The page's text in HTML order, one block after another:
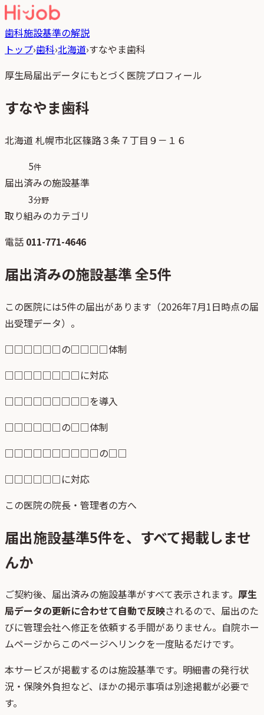
歯科施設基準の解説
トップ›歯科›北海道›すなやま歯科
厚生局届出データにもとづく医院プロフィール
すなやま歯科
北海道札幌市北区篠路３条７丁目９－１６
5件
届出済みの施設基準
3分野
取り組みのカテゴリ
電話 011-771-4646
届出済みの施設基準 全5件
この医院には5件の届出があります（2026年7月1日時点の届
出受理データ）。
□□□□□□の□□□□体制
□□□□□□□□に対応
□□□□□□□□□を導入
□□□□□□の□□体制
□□□□□□□□□□の□□
□□□□□□に対応
この医院の院長・管理者の方へ
届出施設基準5件を、すべて掲載しませ
んか
ご契約後、 届出済みの施設基準がすべて表示されます。 厚生
局データの更新に合わせて自動で反映されるので、届出のた
びに管理会社へ修正を依頼する手間がありません。自院ホー
ムページからこのページへリンクを一度貼るだけです。
本サービスが掲載するのは施設基準です。明細書の発行状
況・保険外負担など、ほかの掲示事項は別途掲載が必要で
す。